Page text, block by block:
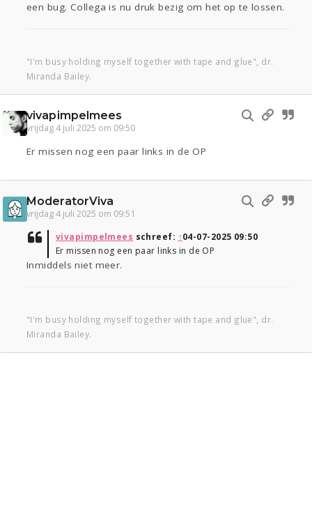
een bug. Collega is nu druk bezig om het op te lossen.
"I'm busy holding myself together with tape and glue", dr.
Miranda Bailey.
vivapimpelmees
vrijdag 4 juli 2025 om 09:50
Er missen nog een paar links in de OP
ModeratorViva
vrijdag 4 juli 2025 om 09:51
vivapimpelmees schreef: ↑04-07-2025 09:50
Er missen nog een paar links in de OP
Inmiddels niet meer.
"I'm busy holding myself together with tape and glue", dr.
Miranda Bailey.